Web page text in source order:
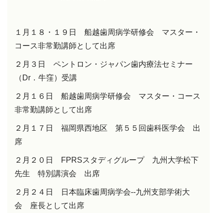
１月１８・１９日 船越歯周病学研修会 マスター・
コース非常勤講師として出席
２月３日 ペントロン・ジャパン歯内療法セミナー
（ Dr ．牛窪）受講
２月１６日 船越歯周病学研修会 マスター・コース
非常勤講師として出席
２月１７日 福岡県西地区 第５５回歯科医学会 出
席
２月２０日 FPRSスタディグループ 九州大学松下
先生 特別講演会 出席
２月２４日 日本臨床歯周病学会--九州支部学術大
会 座長として出席